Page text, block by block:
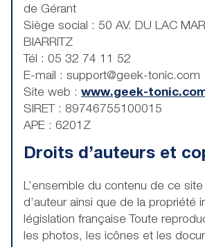
de Gérant
Siège social : 50 AV. DU LAC
BIARRITZ
Tél : 05 32 74 11 52
E-mail : support@geek-tonic.com
Site web : www.geek-
SIRET : 89746755100015
APE : 6201Z
Droits d’auteurs et
L’ensemble du contenu de ce
d’auteur ainsi que de la propriété
législation française Toute
les photos, les icônes et les